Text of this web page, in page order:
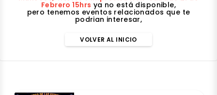
Febrero 15hrs ya no está disponible,
pero tenemos eventos relacionados que te
podrian interesar,
VOLVER AL INICIO